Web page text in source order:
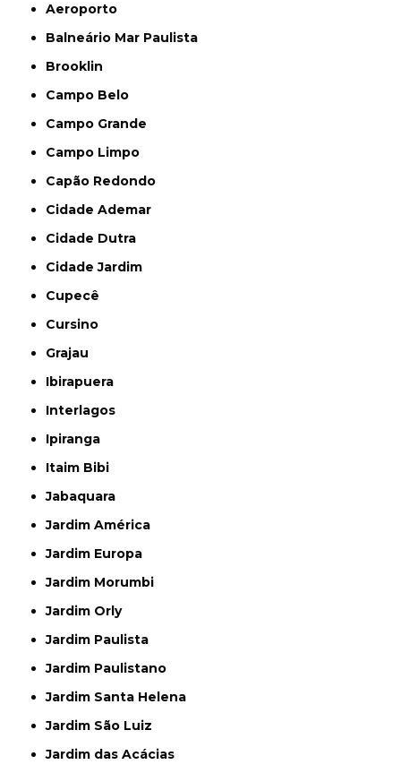
Aeroporto
Balneário Mar Paulista
Brooklin
Campo Belo
Campo Grande
Campo Limpo
Capão Redondo
Cidade Ademar
Cidade Dutra
Cidade Jardim
Cupecê
Cursino
Grajau
Ibirapuera
Interlagos
Ipiranga
Itaim Bibi
Jabaquara
Jardim América
Jardim Europa
Jardim Morumbi
Jardim Orly
Jardim Paulista
Jardim Paulistano
Jardim Santa Helena
Jardim São Luiz
Jardim das Acácias